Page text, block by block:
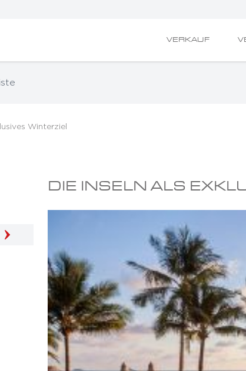
VERKAUF
Winterziel
DIE INSELN ALS